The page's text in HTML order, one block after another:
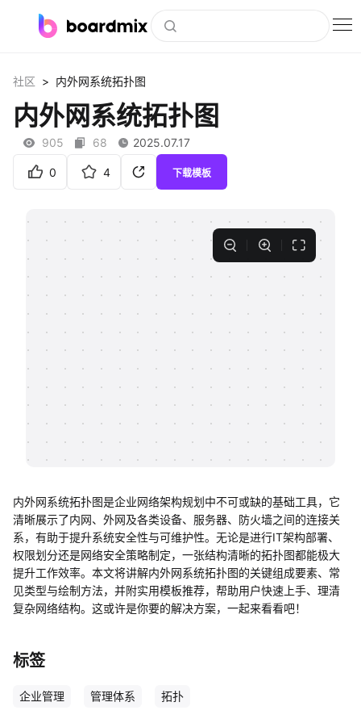
社区资源
下载
私有化部署
客户案例
社区 > 内外网系统拓扑图
内外网系统拓扑图
905 68 2025.07.17
0 4 下载模板
内外网系统拓扑图是企业网络架构规划中不可或缺的基础工具，它
清晰展示了内网、外网及各类设备、服务器、防火墙之间的连接关
系，有助于提升系统安全性与可维护性。无论是进行IT架构部署、
权限划分还是网络安全策略制定，一张结构清晰的拓扑图都能极大
提升工作效率。本文将讲解内外网系统拓扑图的关键组成要素、常
见类型与绘制方法，并附实用模板推荐，帮助用户快速上手、理清
复杂网络结构。这或许是你要的解决方案，一起来看看吧！
标签
企业管理 管理体系 拓扑